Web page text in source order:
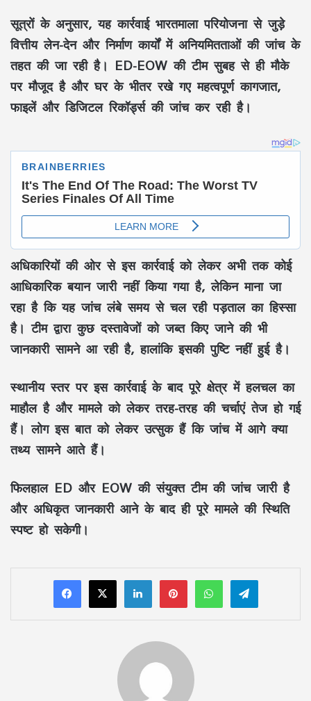
सूत्रों के अनुसार, यह कार्रवाई भारतमाला परियोजना से जुड़े
वित्तीय लेन-देन और निर्माण कार्यों में अनियमितताओं की जांच के
तहत की जा रही है। ED-EOW की टीम सुबह से ही मौके
पर मौजूद है और घर के भीतर रखे गए महत्वपूर्ण कागजात,
फाइलें और डिजिटल रिकॉर्ड्स की जांच कर रही है।
अधिकारियों की ओर से इस कार्रवाई को लेकर अभी तक कोई
आधिकारिक बयान जारी नहीं किया गया है, लेकिन माना जा
रहा है कि यह जांच लंबे समय से चल रही पड़ताल का हिस्सा
है। टीम द्वारा कुछ दस्तावेजों को जब्त किए जाने की भी
जानकारी सामने आ रही है, हालांकि इसकी पुष्टि नहीं हुई है।
स्थानीय स्तर पर इस कार्रवाई के बाद पूरे क्षेत्र में हलचल का
माहौल है और मामले को लेकर तरह-तरह की चर्चाएं तेज हो गई
हैं। लोग इस बात को लेकर उत्सुक हैं कि जांच में आगे क्या
तथ्य सामने आते हैं।
फिलहाल ED और EOW की संयुक्त टीम की जांच जारी है
और अधिकृत जानकारी आने के बाद ही पूरे मामले की स्थिति
स्पष्ट हो सकेगी।
LinkedInPinterestWhatsAppTelegram